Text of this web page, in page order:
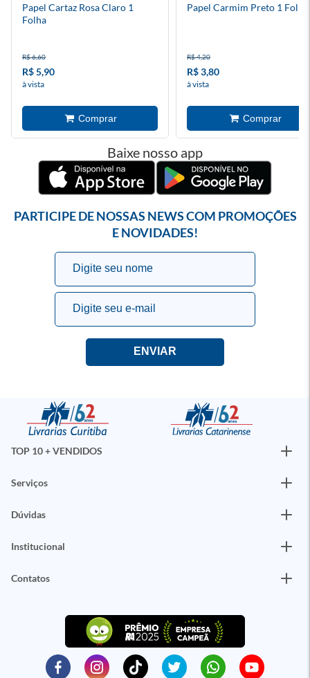
Papel Cartaz Rosa Claro 1
Folha
R$ 6,60
R$ 5,90
à vista
Papel Carmim Preto 1 Folha
R$ 4,20
R$ 3,80
à vista
Baixe nosso app
PARTICIPE DE NOSSAS NEWS COM PROMOÇÕES
E NOVIDADES!
TOP 10 + VENDIDOS
Serviços
Dúvidas
Institucional
Contatos